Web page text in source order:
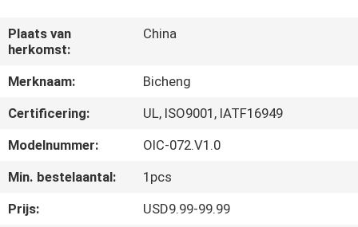
VIDEO'S
OVER
ONS
KWALITEITSCONTROLE
Plaats van
herkomst:
China
Merknaam:
Bicheng
Certificering:
UL, ISO9001, IATF16949
Modelnummer:
OIC-072.V1.0
Min. bestelaantal:
1pcs
Prijs:
USD9.99-99.99